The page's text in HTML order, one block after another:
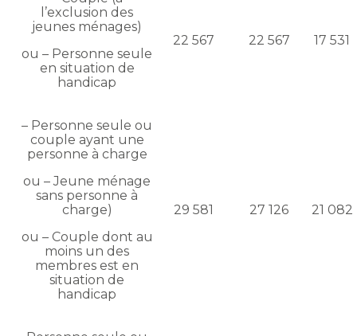
l’exclusion des
jeunes ménages)
ou – Personne seule
en situation de
handicap
22 567 22 567 17 531
– Personne seule ou
couple ayant une
personne à charge
ou – Jeune ménage
sans personne à
charge)
ou – Couple dont au
moins un des
membres est en
situation de
handicap
29 581 27 126 21 082